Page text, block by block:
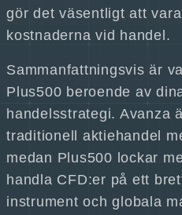
gör det väsentligt att
kostnaderna vid handel.
Sammanfattningsvis är
Plus500 beroende av
handelsstrategi. Avanza
traditionell aktiehandel
medan Plus500 lockar
handla CFD:er på ett
instrument och globala